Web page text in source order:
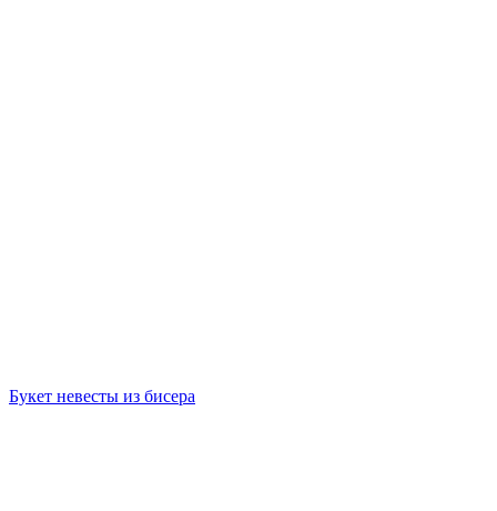
Букет невесты из бисера